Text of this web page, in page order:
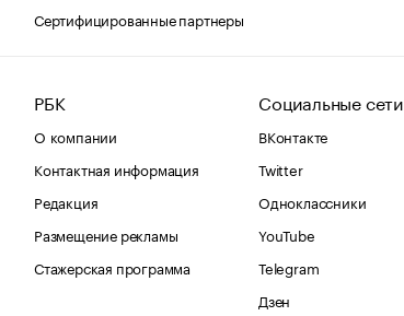
Сертифицированные партнеры
РБК
О компании
Контактная информация
Редакция
Размещение рекламы
Стажерская программа
Социальные сети
ВКонтакте
Twitter
Одноклассники
YouTube
Telegram
Дзен